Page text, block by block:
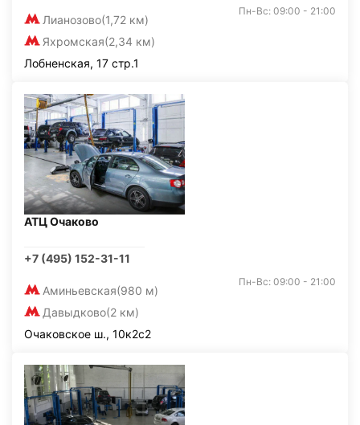
Лианозово(1,72 км)
Яхромская(2,34 км)
Пн-Вс: 09:00 - 21:00
Лобненская, 17 стр.1
АТЦ Очаково
+7 (495) 152-31-11
Аминьевская(980 м)
Давыдково(2 км)
Пн-Вс: 09:00 - 21:00
Очаковское ш., 10к2с2